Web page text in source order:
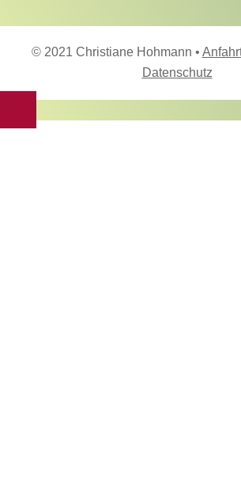
© 2021 Christiane Hohmann •
Datenschutz